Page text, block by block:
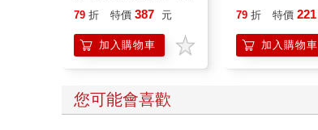
貓漫畫學歷史】
79 折 特價 387 元
加入購物車
79 折 特價 221
加入購物車
您可能會喜歡